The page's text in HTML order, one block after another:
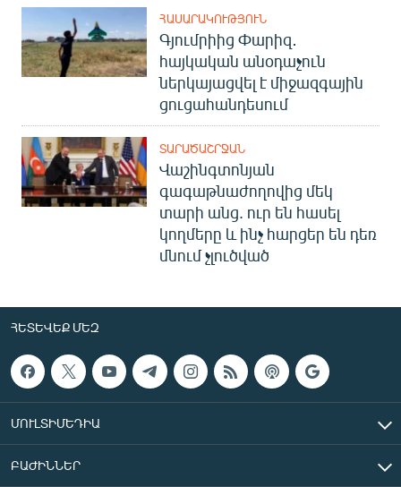
ՀԱՍԱՐԱԿՈՒԹՅՈՒՆ
Գյումրիից Փարիզ․
հայկական անօդաչուն
ներկայացվել է միջազգային
ցուցահանդեսում
ՏԱՐԱԾԱՇՐՋԱՆ
Վաշինգտոնյան
գագաթնաժողովից մեկ
տարի անց. ուր են հասել
կողմերը և ինչ հարցեր են դեռ
մնում չլուծված
ՀԵՏԵՎԵՔ ՄԵԶ
ՄՈՒԼՏԻՄԵԴԻԱ
ԲԱԺԻՆՆԵՐ